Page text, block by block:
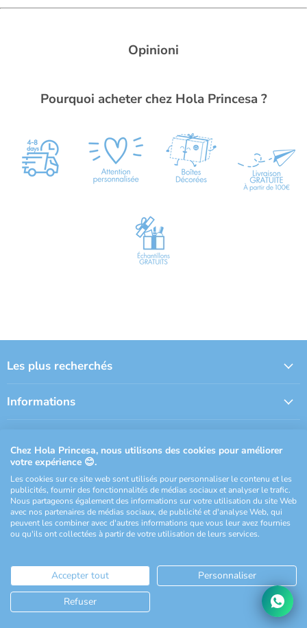
Opinioni
Pourquoi acheter chez Hola Princesa ?
Les plus recherchés
Informations
Suivez-nous
Email
Hola
Princesa
Trouvez-
nous
sur
Trouvez-
nous
sur
Trouvez-
nous
sur
Trouvez-
nous
sur
Droits d'auteur © 2026 Hola Princesa Francia.
Commerce électronique propulsé par Shopify
Chez Hola Princesa, nous utilisons des cookies pour améliorer
votre expérience 😊.
Les cookies sur ce site web sont utilisés pour personnaliser le contenu et les
publicités, fournir des fonctionnalités de médias sociaux et analyser le trafic.
Nous partageons également des informations sur votre utilisation du site Web
avec nos partenaires de médias sociaux, de publicité et d'analyse Web, qui
peuvent les combiner avec d'autres informations que vous leur avez fournies
ou qu'ils ont collectées à partir de votre utilisation de leurs services.
Accepter tout
Personnaliser
Refuser